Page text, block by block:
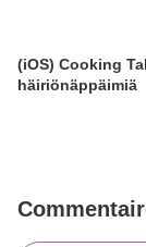
(iOS) Cooking
häiriönäppäimiä